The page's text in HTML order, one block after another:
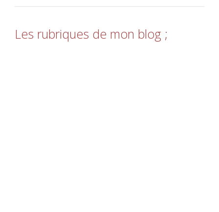
Les rubriques de mon blog ;